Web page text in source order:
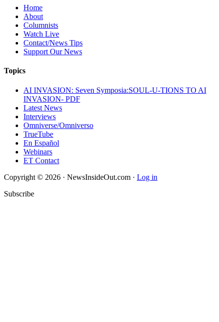
Home
About
Columnists
Watch Live
Contact/News Tips
Support Our News
Topics
AI INVASION: Seven Symposia:SOUL-U-TIONS TO AI
INVASION- PDF
Latest News
Interviews
Omniverse/Omniverso
TrueTube
En Español
Webinars
ET Contact
Copyright © 2026 · NewsInsideOut.com · Log in
Subscribe